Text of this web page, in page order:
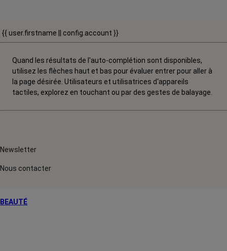
{{ user.firstname || config.account }}
Quand les résultats de l'auto-complétion sont disponibles,
utilisez les flèches haut et bas pour évaluer entrer pour aller à
la page désirée. Utilisateurs et utilisatrices d‘appareils
tactiles, explorez en touchant ou par des gestes de balayage.
Newsletter
Nous contacter
BEAUTÉ